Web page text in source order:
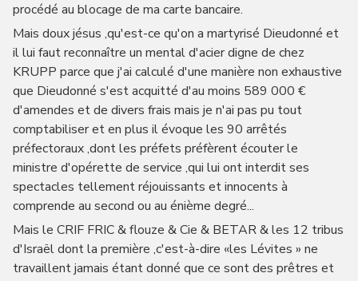
procédé au blocage de ma carte bancaire.
Mais doux jésus ,qu'est-ce qu'on a martyrisé Dieudonné et
il lui faut reconnaître un mental d'acier digne de chez
KRUPP parce que j'ai calculé d'une manière non exhaustive
que Dieudonné s'est acquitté d'au moins 589 000 €
d'amendes et de divers frais mais je n'ai pas pu tout
comptabiliser et en plus il évoque les 90 arrêtés
préfectoraux ,dont les préfets préfèrent écouter le
ministre d'opérette de service ,qui lui ont interdit ses
spectacles tellement réjouissants et innocents à
comprende au second ou au énième degré...
Mais le CRIF FRIC & flouze & Cie & BETAR & les 12 tribus
d'Israël dont la première ,c'est-à-dire «les Lévites » ne
travaillent jamais étant donné que ce sont des prêtres et